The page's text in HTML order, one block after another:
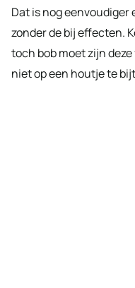
Dat is nog eenvoudiger
zonder de bij effecten.
toch bob moet zijn
niet op een houtje te